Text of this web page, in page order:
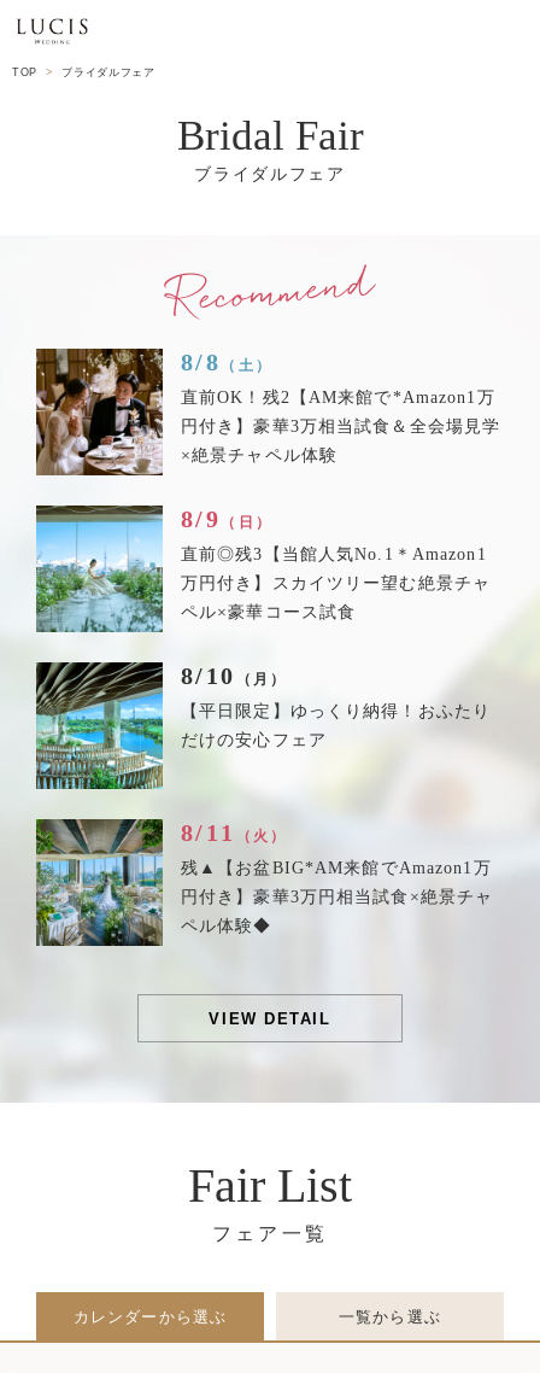
TOP ブライダルフェア
Bridal Fair
8/8 （土）
直前OK！残2【AM来館で*Amazon1万
円付き】豪華3万相当試食＆全会場見学
×絶景チャペル体験
8/9 （日）
直前◎残3【当館人気No.1＊Amazon1
万円付き】スカイツリー望む絶景チャ
ペル×豪華コース試食
8/10 （月）
【平日限定】ゆっくり納得！おふたり
だけの安心フェア
8/11 （火）
残▲【お盆BIG*AM来館でAmazon1万
円付き】豪華3万円相当試食×絶景チャ
ペル体験◆
VIEW DETAIL
Fair List
カレンダーから選ぶ 一覧から選ぶ